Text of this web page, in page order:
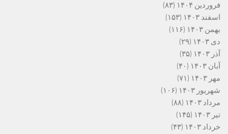
فروردین ۱۴۰۴
(۸۳)
اسفند ۱۴۰۳
(۱۵۳)
بهمن ۱۴۰۳
(۱۱۶)
دی ۱۴۰۳
(۲۹)
آذر ۱۴۰۳
(۳۵)
آبان ۱۴۰۳
(۴۰)
مهر ۱۴۰۳
(۷۱)
شهریور ۱۴۰۳
(۱۰۶)
مرداد ۱۴۰۳
(۸۸)
تیر ۱۴۰۳
(۱۴۵)
خرداد ۱۴۰۳
(۴۳)